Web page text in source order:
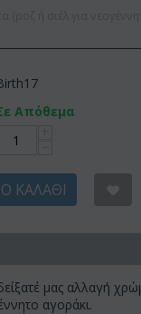
Απόθεμα
ΚΑΛΆΘΙ
μας αλλαγή
αγοράκι.